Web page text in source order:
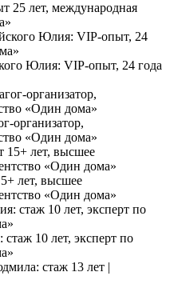
25 лет, международная
Юлия: VIP-опыт, 24 года
организатор,
«Один дома»
лет, высшее
«Один дома»
10 лет, эксперт по